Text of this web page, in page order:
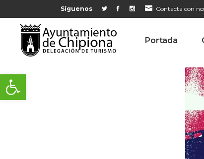
Abrir barra de herramientas
Síguenos Contacta con
Portada